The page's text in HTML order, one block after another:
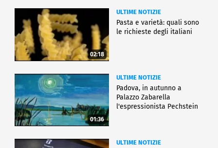
02:18
ULTIME NOTIZIE
Pasta e varietà: quali sono
le richieste degli italiani
01:36
ULTIME NOTIZIE
Padova, in autunno a
Palazzo Zabarella
l'espressionista Pechstein
ULTIME NOTIZIE